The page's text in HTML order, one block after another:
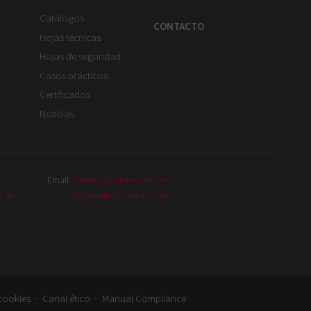
Catálogos
Hojas técnicas
Hojas de seguridad
Casos prácticos
Certificados
Noticias
CONTACTO
de
Email: sintemar@sintemar.com
portugal@sintemar.com
- Canal ético - Manual Compliance